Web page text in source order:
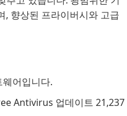
, 향상된 프라이버시와 고급
어입니다.
Antivirus 업데이트 21,237